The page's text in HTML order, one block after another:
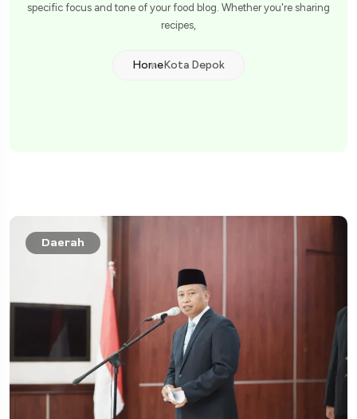
specific focus and tone of your food blog. Whether you're sharing
recipes,
HomeKota Depok
Daerah